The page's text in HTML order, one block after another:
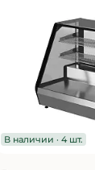
В наличии · 4 шт.